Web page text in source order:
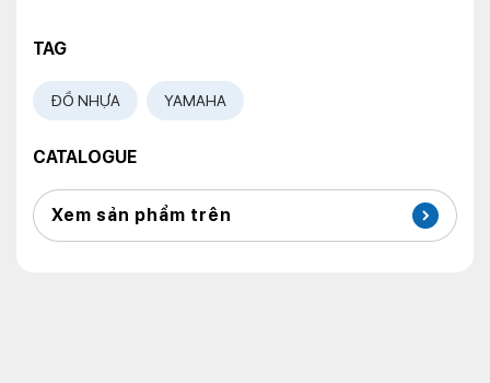
TAG
ĐỒ NHỰA YAMAHA
CATALOGUE
Xem sản phẩm trên